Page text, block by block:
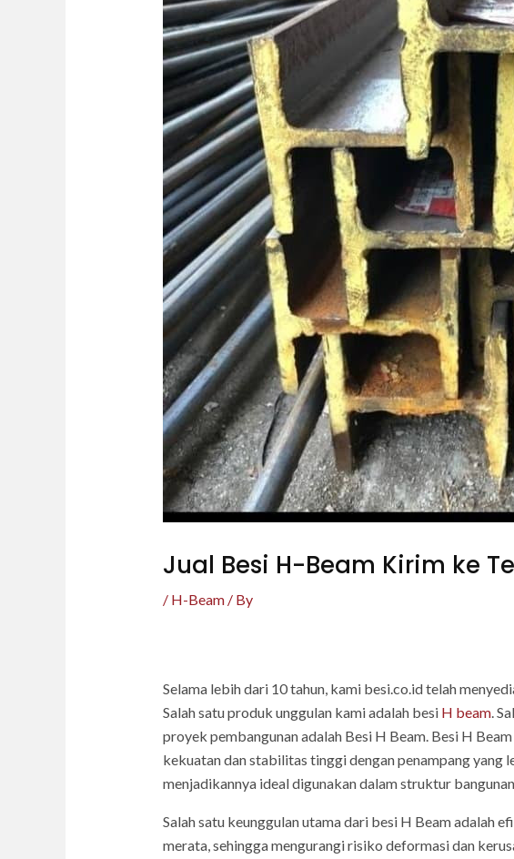
Jual Besi H-Beam Kirim ke
/ H-Beam/ By
Selama lebih dari 10 tahun, kami besi.co.id telah
Salah satu produk unggulan kami adalah besi H beam.
proyek pembangunan adalah Besi H Beam. Besi H
kekuatan dan stabilitas tinggi dengan penampang yang
menjadikannya ideal digunakan dalam struktur
Salah satu keunggulan utama dari besi H Beam adalah
merata, sehingga mengurangi risiko deformasi dan